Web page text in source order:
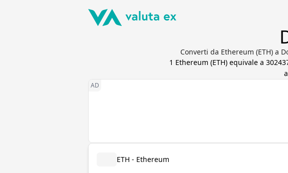
Converti da Ethereum (ETH) a
1 Ethereum (ETH) equivale a
ETH - Ethereum